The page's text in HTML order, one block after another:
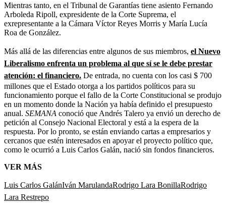
Mientras tanto, en el Tribunal de Garantías tiene asiento Fernando
Arboleda Ripoll, expresidente de la Corte Suprema, el
exrepresentante a la Cámara Víctor Reyes Morris y María Lucía
Roa de González.
Más allá de las diferencias entre algunos de sus miembros, el Nuevo
Liberalismo enfrenta un problema al que sí se le debe prestar
atención: el financiero. De entrada, no cuenta con los casi $ 700
millones que el Estado otorga a los partidos políticos para su
funcionamiento porque el fallo de la Corte Constitucional se produjo
en un momento donde la Nación ya había definido el presupuesto
anual. SEMANA conoció que Andrés Talero ya envió un derecho de
petición al Consejo Nacional Electoral y está a la espera de la
respuesta. Por lo pronto, se están enviando cartas a empresarios y
cercanos que estén interesados en apoyar el proyecto político que,
como le ocurrió a Luis Carlos Galán, nació sin fondos financieros.
VER MÁS
Luis Carlos GalánIván MarulandaRodrigo Lara BonillaRodrigo
Lara Restrepo